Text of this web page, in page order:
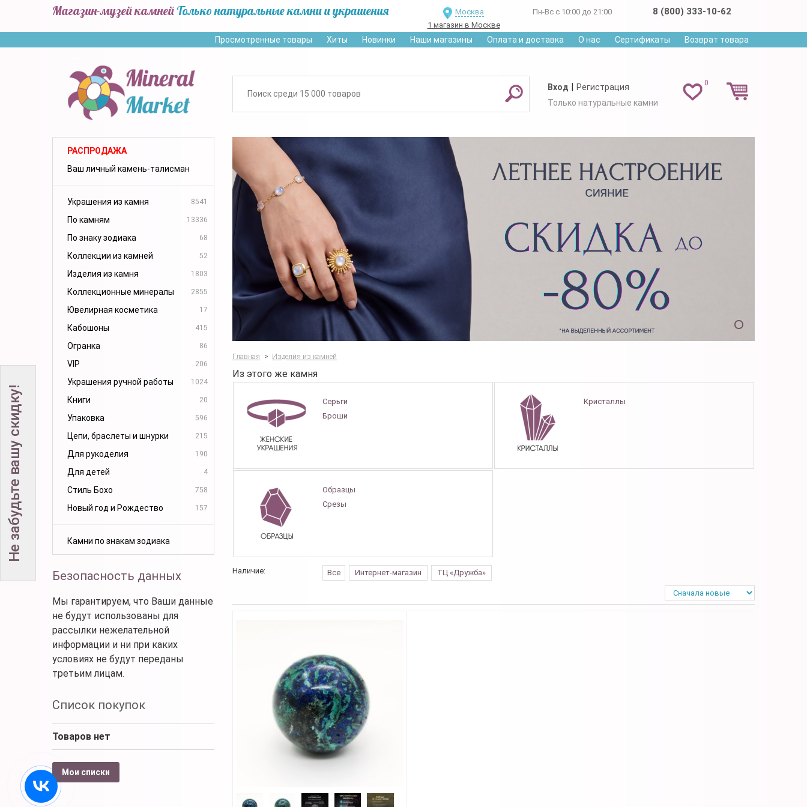
Магазин-музей камней Только натуральные камни и украшения
Москва
1 магазин в Москве
Пн-Вс с 10:00 до 21:00 8 (800) 333-10-62
Просмотренные товары Хиты Новинки Наши магазины Оплата и доставка О нас Сертификаты Возврат товара
0
Вход | Регистрация
Только натуральные камни
РАСПРОДАЖА
Ваш личный камень-талисман
Украшения из камня 8541
По камням 13336
По знаку зодиака 68
Коллекции из камней 52
Изделия из камня 1803
Коллекционные минералы 2855
Ювелирная косметика 17
Кабошоны 415
Огранка 86
VIP 206
Украшения ручной работы 1024
Книги 20
Упаковка 596
Цепи, браслеты и шнурки 215
Для рукоделия 190
Для детей 4
Стиль Бохо 758
Новый год и Рождество 157
Камни по знакам зодиака
Безопасность данных
Мы гарантируем, что Ваши данные
не будут использованы для
рассылки нежелательной
информации и ни при каких
условиях не будут переданы
третьим лицам.
Список покупок
Товаров нет
Мои списки
Главная > Изделия из камней
Из этого же камня
Серьги
Броши
Кристаллы
Образцы
Срезы
Наличие: Все Интернет-магазин ТЦ «Дружба»
Не забудьте вашу скидку!